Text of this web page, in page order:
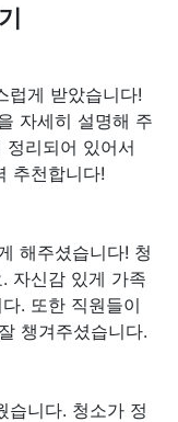
럽게 받았습니다!
자세히 설명해 주
리되어 있어서
추천합니다!
해주셨습니다! 청
자신감 있게 가족
. 또한 직원들이
챙겨주셨습니다.
습니다. 청소가 정